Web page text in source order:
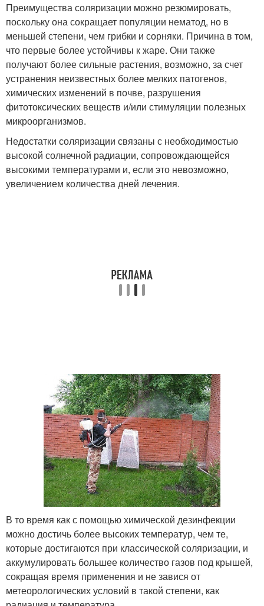
Преимущества соляризации можно резюмировать,
поскольку она сокращает популяции нематод, но в
меньшей степени, чем грибки и сорняки. Причина в том,
что первые более устойчивы к жаре. Они также
получают более сильные растения, возможно, за счет
устранения неизвестных более мелких патогенов,
химических изменений в почве, разрушения
фитотоксических веществ и/или стимуляции полезных
микроорганизмов.
Недостатки соляризации связаны с необходимостью
высокой солнечной радиации, сопровождающейся
высокими температурами и, если это невозможно,
увеличением количества дней лечения.
В то время как с помощью химической дезинфекции
можно достичь более высоких температур, чем те,
которые достигаются при классической соляризации, и
аккумулировать большее количество газов под крышей,
сокращая время применения и не завися от
метеорологических условий в такой степени, как